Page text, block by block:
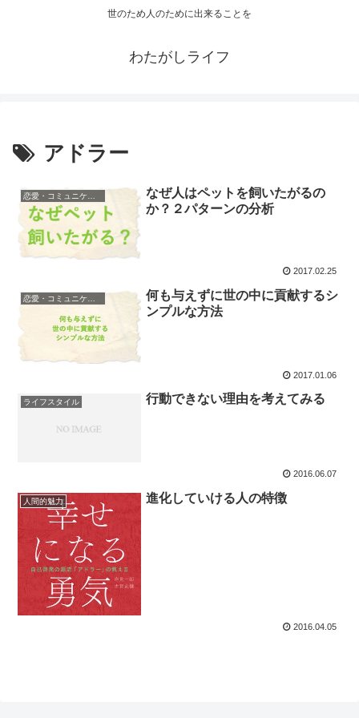
世のため人のために出来ることを
わたがしライフ
アドラー
なぜ人はペットを飼いたがるの
か？２パターンの分析
2017.02.25
何も与えずに世の中に貢献するシ
ンプルな方法
2017.01.06
ライフスタイル 行動できない理由を考えてみる
2016.06.07
人間的魅力 進化していける人の特徴
2016.04.05